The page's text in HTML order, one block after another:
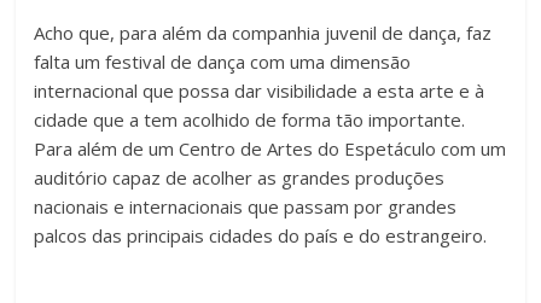
Acho que, para além da companhia juvenil de dança, faz
falta um festival de dança com uma dimensão
internacional que possa dar visibilidade a esta arte e à
cidade que a tem acolhido de forma tão importante.
Para além de um Centro de Artes do Espetáculo com um
auditório capaz de acolher as grandes produções
nacionais e internacionais que passam por grandes
palcos das principais cidades do país e do estrangeiro.